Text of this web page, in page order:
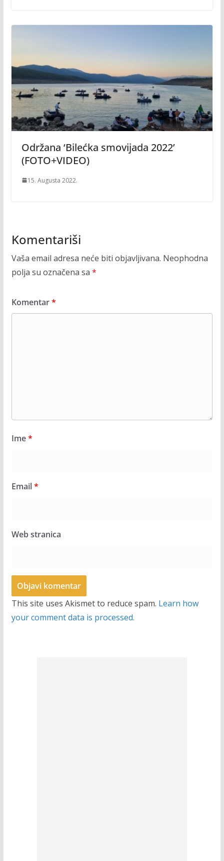
Održana ‘Bilećka smovijada 2022’
(FOTO+VIDEO)
15. Augusta 2022.
Komentariši
Vaša email adresa neće biti objavljivana. Neophodna
polja su označena sa *
Komentar*
Ime*
Email*
Web stranica
This site uses Akismet to reduce spam. Learn how
your comment data is processed.